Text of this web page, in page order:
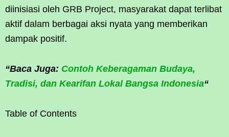
diinisiasi oleh GRB Project, masyarakat dapat terlibat
aktif dalam berbagai aksi nyata yang memberikan
dampak positif.
“Baca Juga: Contoh Keberagaman Budaya,
Tradisi, dan Kearifan Lokal Bangsa Indonesia“
Table of Contents